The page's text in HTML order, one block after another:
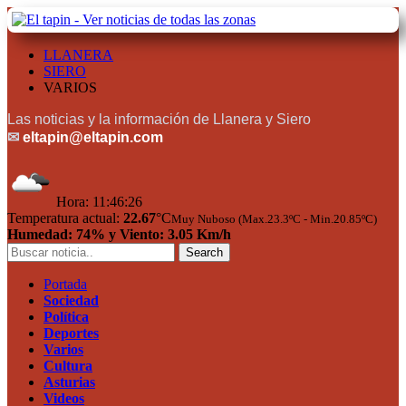
LLANERA
SIERO
VARIOS
Las noticias y la información de Llanera y Siero
✉ eltapin@eltapin.com
Hora: 11:46:26
Temperatura actual: 22.67°CMuy Nuboso (Max.23.3ºC - Min.20.85ºC)
Humedad: 74% y Viento: 3.05 Km/h
Portada
Sociedad
Política
Deportes
Varios
Cultura
Asturias
Videos